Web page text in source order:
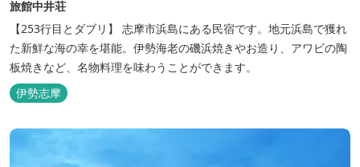
旅館中井荘
【253行目とダブリ】 志摩市浜島にある民宿です。地元浜島で獲れ
た新鮮な海の幸を堪能。伊勢海老の磯浜焼きやお造り、アワビの陶
板焼きなど、名物料理を味わうことができます。
伊勢志摩